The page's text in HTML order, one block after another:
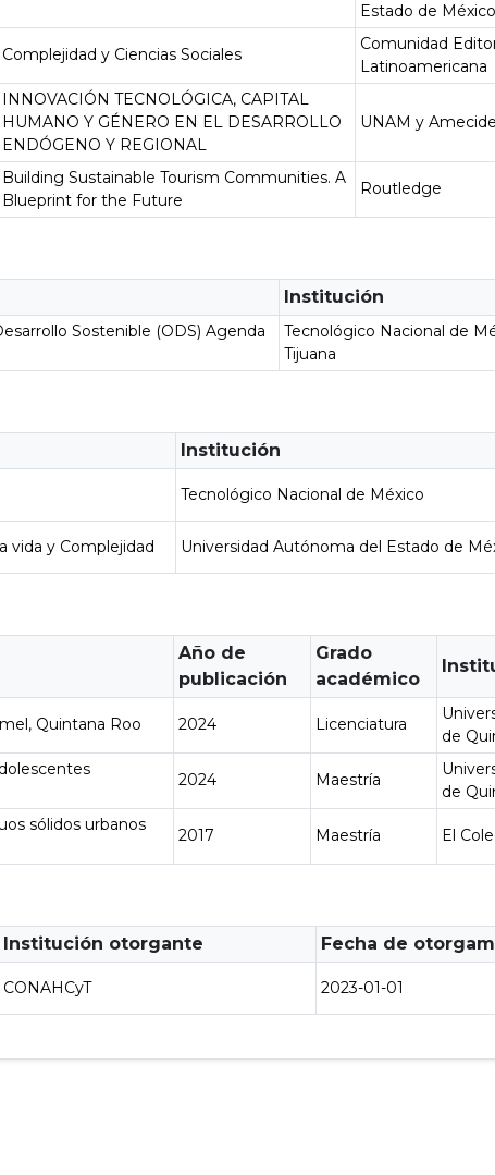
Estado de México
Complejidad y Ciencias Sociales
Comunidad
Latinoamericana
INNOVACIÓN TECNOLÓGICA, CAPITAL
HUMANO Y GÉNERO EN EL DESARROLLO
ENDÓGENO Y REGIONAL
UNAM y
Building Sustainable Tourism Communities. A
Blueprint for the Future
Routledge
Institución
Sostenible (ODS) Agenda
Tecnológico Nacional de
Tijuana
Institución
Tecnológico Nacional de México
vida y Complejidad Universidad Autónoma del Estado de
Año de
publicación
Grado
académico
Quintana Roo 2024 Licenciatura
de
2024 Maestría
de
sólidos urbanos
2017 Maestría El
Institución otorgante Fecha de
CONAHCyT 2023-01-01